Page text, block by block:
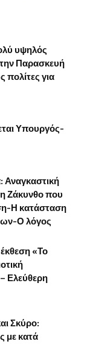
υψηλός
Παρασκευή
για
Υπουργός-
Αναγκαστική
Ζάκυνθο που
Η κατάσταση
Ο λόγος
«Το
Ελεύθερη
Σκύρο:
με κατά